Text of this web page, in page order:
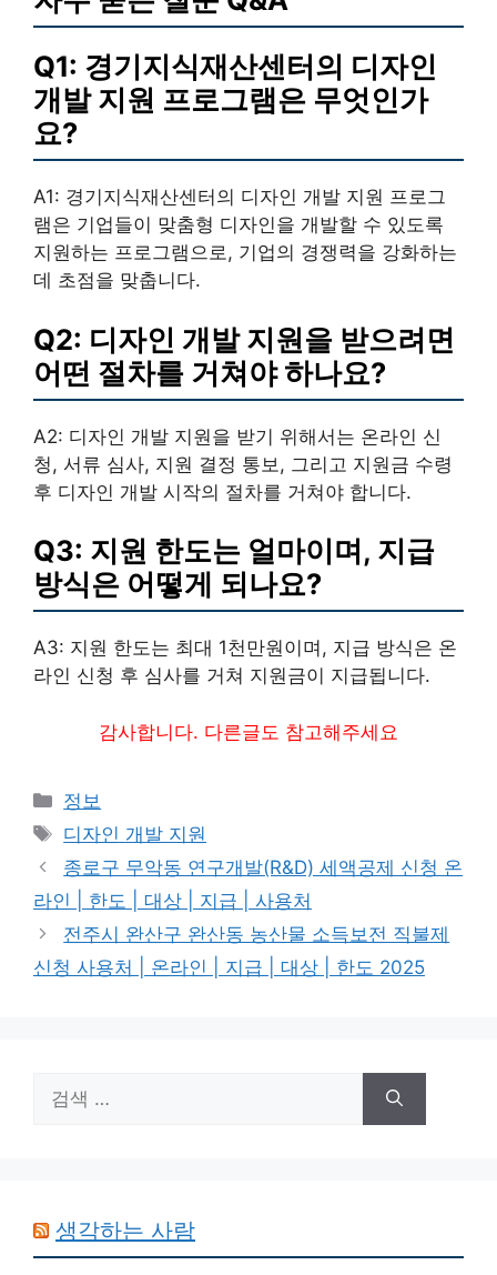
Q1: 경기지식재산센터의 디자인
개발 지원 프로그램은 무엇인가
요?
A1: 경기지식재산센터의 디자인 개발 지원 프로그
램은 기업들이 맞춤형 디자인을 개발할 수 있도록
지원하는 프로그램으로, 기업의 경쟁력을 강화하는
데 초점을 맞춥니다.
Q2: 디자인 개발 지원을 받으려면
어떤 절차를 거쳐야 하나요?
A2: 디자인 개발 지원을 받기 위해서는 온라인 신
청, 서류 심사, 지원 결정 통보, 그리고 지원금 수령
후 디자인 개발 시작의 절차를 거쳐야 합니다.
Q3: 지원 한도는 얼마이며, 지급
방식은 어떻게 되나요?
A3: 지원 한도는 최대 1천만원이며, 지급 방식은 온
라인 신청 후 심사를 거쳐 지원금이 지급됩니다.
감사합니다. 다른글도 참고해주세요
카
테
고
리
정보
태
그
디자인 개발 지원
종로구 무악동 연구개발(R&D) 세액공제 신청 온
라인 | 한도 | 대상 | 지급 | 사용처
전주시 완산구 완산동 농산물 소득보전 직불제
신청 사용처 | 온라인 | 지급 | 대상 | 한도 2025
색:
생각하는 사람